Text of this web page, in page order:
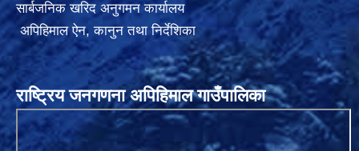
सार्बजनिक खरिद अनुगमन कार्यालय
अपिहिमाल ऐन, कानुन तथा निर्देशिका
राष्ट्रिय जनगणना अपिहिमाल गाउँपालिका